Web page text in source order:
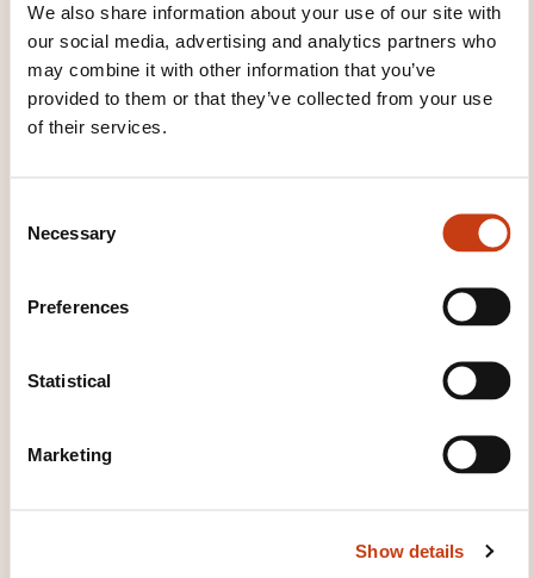
We also share information about your use of our site with
our social media, advertising and analytics partners who
may combine it with other information that you’ve
provided to them or that they’ve collected from your use
of their services.
Necessary
Preferences
Statistical
Marketing
Show details
Register
07.12.2026
See details